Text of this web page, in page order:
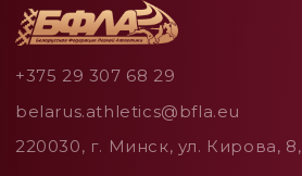
+375 29 307 68 29
belarus.athletics@bfla.eu
220030, г. Минск, ул. Кирова,